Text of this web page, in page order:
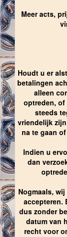
Meer acts,
Houdt u er
betalingen
alleen
optreden,
steeds
vriendelijk
na te gaan
Indien u
dan
Nogmaals,
accepteren.
dus zonder
datum van
recht voor